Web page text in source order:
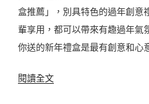
牛
軋
1
盒推薦」，別具特色的過年創意
輩享用，都可以帶來有趣過年氣
你送的新年禮盒是最有創意和心
閱讀全文〈